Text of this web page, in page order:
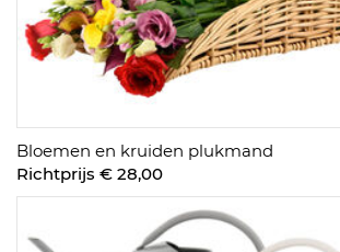
Bloemen en kruiden plukmand
Richtprijs € 28,00